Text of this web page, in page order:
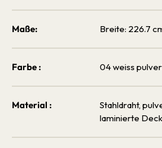
Maße: Breite: 226.7
Farbe : 04 weiss
Material : Stahldraht,
laminierte